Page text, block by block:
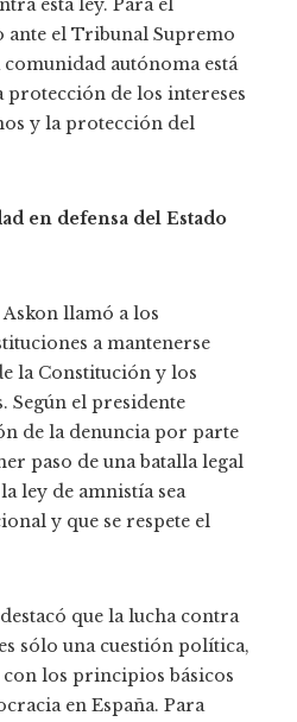
ante el Tribunal Supremo
comunidad autónoma está
de los intereses
y la protección del
en defensa del Estado
llamó a los
a mantenerse
la Constitución y los
Según el presidente
de la denuncia por parte
paso de una batalla legal
ley de amnistía sea
y que se respete el
que la lucha contra
sólo una cuestión política,
los principios básicos
en España. Para